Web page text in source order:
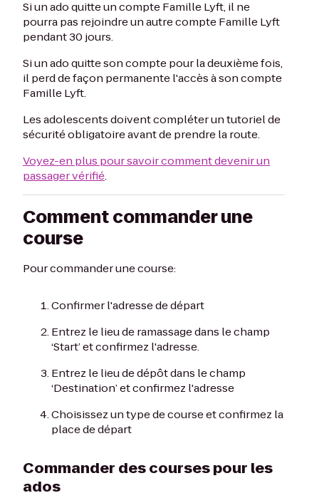
Si un ado quitte un compte Famille Lyft, il ne
pourra pas rejoindre un autre compte Famille Lyft
pendant 30 jours.
Si un ado quitte son compte pour la deuxième fois,
il perd de façon permanente l'accès à son compte
Famille Lyft.
Les adolescents doivent compléter un tutoriel de
sécurité obligatoire avant de prendre la route.
Voyez-en plus pour savoir comment devenir un
passager vérifié.
Comment commander une
course
Pour commander une course:
Confirmer l'adresse de départ
Entrez le lieu de ramassage dans le champ
‘Start’ et confirmez l'adresse.
Entrez le lieu de dépôt dans le champ
‘Destination’ et confirmez l'adresse
Choisissez un type de course et confirmez la
place de départ
Commander des courses pour les
ados